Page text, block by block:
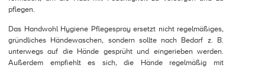
pflegen.
Das Handwohl Hygiene Pflegespray ersetzt nicht regelmäßiges,
gründliches Händewaschen, sondern sollte nach Bedarf z. B.
unterwegs auf die Hände gesprüht und eingerieben werden.
Außerdem empfiehlt es sich, die Hände regelmäßig mit